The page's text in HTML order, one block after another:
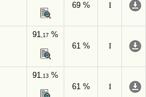
69 %
I
91,17 %
61 %
I
91,13 %
61 %
I